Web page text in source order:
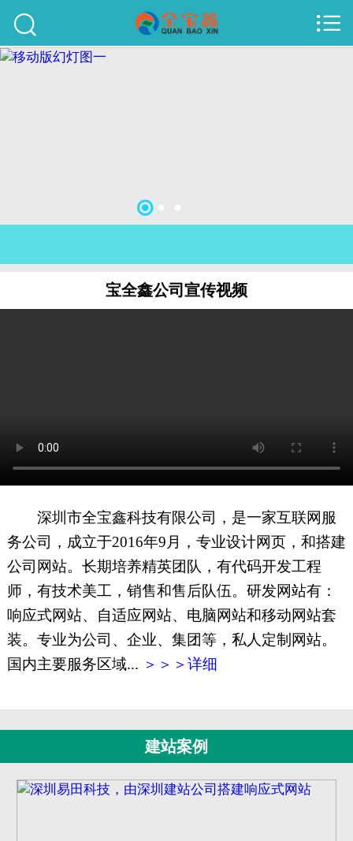
关于我们
联系我们
51La
XML地图


宝全鑫公司宣传视频
深圳市全宝鑫科技有限公司，是一家互联网服
务公司，成立于2016年9月，专业设计网页，和搭建
公司网站。长期培养精英团队，有代码开发工程
师，有技术美工，销售和售后队伍。研发网站有：
响应式网站、自适应网站、电脑网站和移动网站套
装。专业为公司、企业、集团等，私人定制网站。
国内主要服务区域... ＞＞＞详细
建站案例